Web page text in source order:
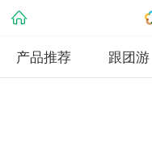
产品推荐
跟团游